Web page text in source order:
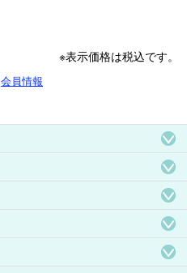
※表示価格は税込です。
会員情報